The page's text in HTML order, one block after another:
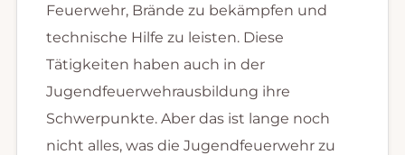
Feuerwehr, Brände zu bekämpfen und
technische Hilfe zu leisten. Diese
Tätigkeiten haben auch in der
Jugendfeuerwehrausbildung ihre
Schwerpunkte. Aber das ist lange noch
nicht alles, was die Jugendfeuerwehr zu